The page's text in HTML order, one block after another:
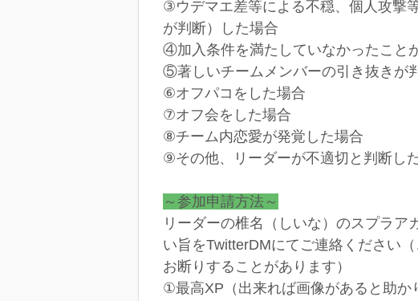
③ウデマエ差等による不穏、個人攻撃
が判断）した場合
④加入条件を満たしていなかったこと
⑤著しいチームメンバーの引き抜きが
⑥オフパコをした場合
⑦オフ会をした場合
⑧チーム内恋愛が発覚した場合
⑨その他、リーダーが不適切と判断し
～参加申請方法～
リーダーの椎名（しいな）のスプラア
い旨をTwitterDMにてご連絡ください
お断りすることがあります）
①最高XP（出来れば画像があると助か